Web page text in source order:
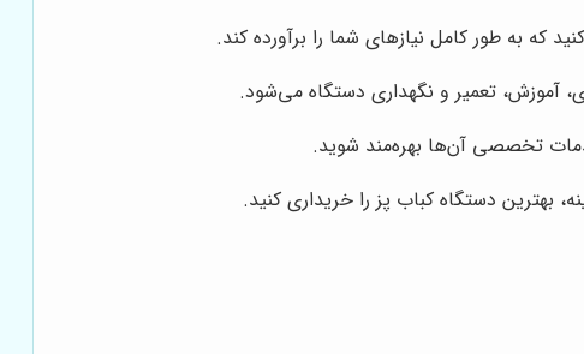
به طور کامل نیازهای شما را برآورده کند.
آموزش، تعمیر و نگهداری دستگاه می‌شود.
تخصصی آن‌ها بهره‌مند شوید.
بهترین دستگاه کباب پز را خریداری کنید.